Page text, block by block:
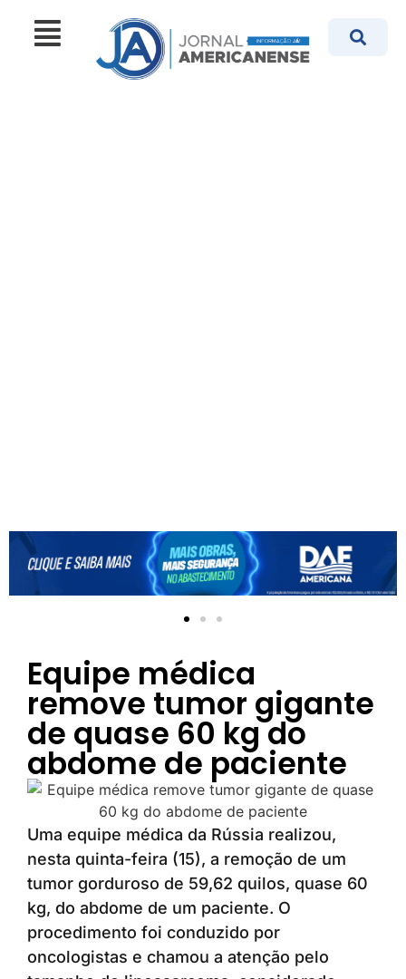
Equipe médica
remove tumor gigante
de quase 60 kg do
abdome de paciente
Uma equipe médica da Rússia realizou,
nesta quinta-feira (15), a remoção de um
tumor gorduroso de 59,62 quilos, quase 60
kg, do abdome de um paciente. O
procedimento foi conduzido por
oncologistas e chamou a atenção pelo